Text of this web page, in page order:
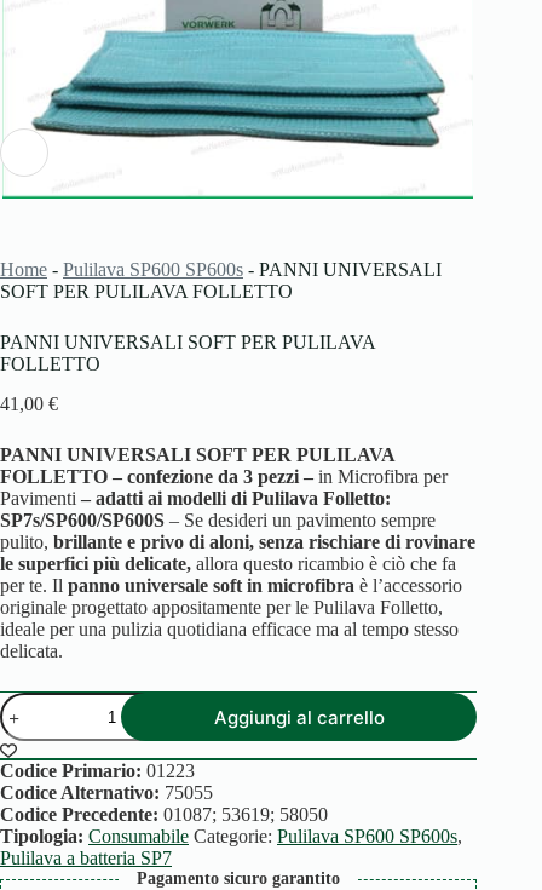
Home - Pulilava SP600 SP600s - PANNI UNIVERSALI
SOFT PER PULILAVA FOLLETTO
PANNI UNIVERSALI SOFT PER PULILAVA
FOLLETTO
41,00 €
PANNI UNIVERSALI SOFT PER PULILAVA
FOLLETTO – confezione da 3 pezzi – in Microfibra per
Pavimenti – adatti ai modelli di Pulilava Folletto:
SP7s/SP600/SP600S – Se desideri un pavimento sempre
pulito, brillante e privo di aloni, senza rischiare di rovinare
le superfici più delicate, allora questo ricambio è ciò che fa
per te. Il panno universale soft in microfibra è l’accessorio
originale progettato appositamente per le Pulilava Folletto,
ideale per una pulizia quotidiana efficace ma al tempo stesso
delicata.
PANNI
UNIVERSALI
SOFT
PER
PULILAVA
FOLLETTO
quantità
Aggiungi al carrello
Codice Primario: 01223
Codice Alternativo: 75055
Codice Precedente: 01087; 53619; 58050
Tipologia: Consumabile Categorie: Pulilava SP600 SP600s,
Pulilava a batteria SP7
Pagamento sicuro garantito